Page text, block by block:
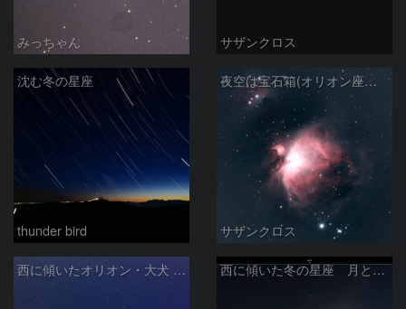
みっちゃん サザンクロス
沈む冬の星座
thunder bird
夜空は宝石箱(オリオン座大星雲 M42) Seestar50
サザンクロス
西に傾いたオリオン・大犬 (2026/04/21) 西に傾いた冬の星座 月と金星＆木星